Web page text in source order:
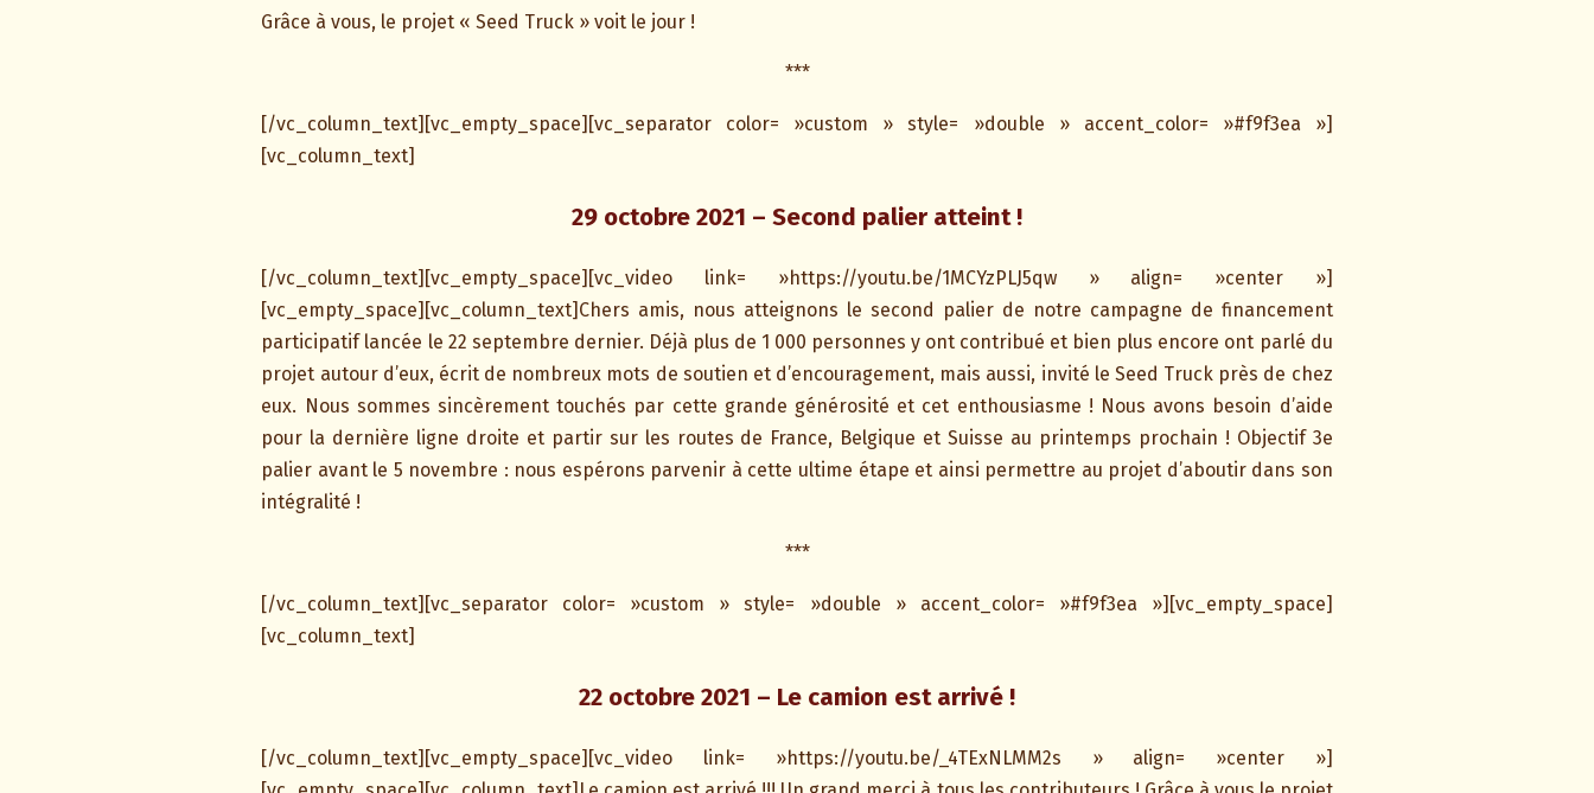
Grâce à vous, le projet « Seed Truck » voit le jour !
***
[/vc_column_text][vc_empty_space][vc_separator color= »custom » style= »double » accent_color= »#f9f3ea »]
[vc_column_text]
29 octobre 2021 – Second palier atteint !
[/vc_column_text][vc_empty_space][vc_video link= »https://youtu.be/1MCYzPLJ5qw » align= »center »]
[vc_empty_space][vc_column_text]Chers amis, nous atteignons le second palier de notre campagne de financement
participatif lancée le 22 septembre dernier. Déjà plus de 1 000 personnes y ont contribué et bien plus encore ont parlé du
projet autour d’eux, écrit de nombreux mots de soutien et d’encouragement, mais aussi, invité le Seed Truck près de chez
eux. Nous sommes sincèrement touchés par cette grande générosité et cet enthousiasme ! Nous avons besoin d’aide
pour la dernière ligne droite et partir sur les routes de France, Belgique et Suisse au printemps prochain ! Objectif 3e
palier avant le 5 novembre : nous espérons parvenir à cette ultime étape et ainsi permettre au projet d’aboutir dans son
intégralité !
***
[/vc_column_text][vc_separator color= »custom » style= »double » accent_color= »#f9f3ea »][vc_empty_space]
[vc_column_text]
22 octobre 2021 – Le camion est arrivé !
[/vc_column_text][vc_empty_space][vc_video link= »https://youtu.be/_4TExNLMM2s » align= »center »]